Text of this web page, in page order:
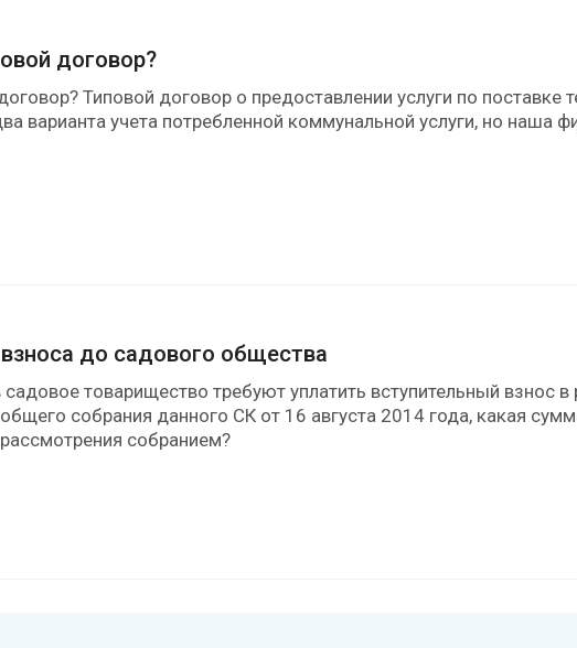
договор?
Типовой договор о предоставлении услуги по
варианта учета потребленной коммунальной услуги, но наша
до садового общества
товарищество требуют уплатить вступительный взнос
собрания данного СК от 16 августа 2014 года, какая
собранием?